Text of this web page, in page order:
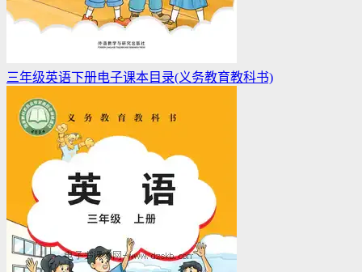
三年级英语下册电子课本目录(义务教育教科书)